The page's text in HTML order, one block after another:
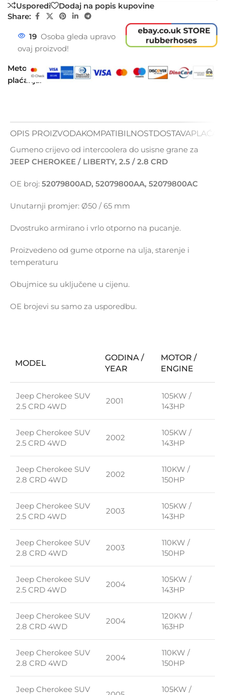
Usporedi
Dodaj na popis kupovine
Share:
19 Osoba gleda upravo
ovaj proizvod!
Metode
plaćanja:
OPIS PROIZVODAKOMPATIBILNOSTDOSTAVA
Gumeno crijevo od intercoolera do usisne grane za
JEEP CHEROKEE / LIBERTY, 2.5 / 2.8 CRD
OE broj: 52079800AD, 52079800AA, 52079800AC
Unutarnji promjer: Ø50 / 65 mm
Dvostruko armirano i vrlo otporno na pucanje.
Proizvedeno od gume otporne na ulja, starenje i
temperaturu
Obujmice su uključene u cijenu.
OE brojevi su samo za usporedbu.
MODEL
GODINA /
YEAR
MOTOR /
ENGINE
Jeep Cherokee SUV
2.5 CRD 4WD
2001
105KW /
143HP
Jeep Cherokee SUV
2.5 CRD 4WD
2002
105KW /
143HP
Jeep Cherokee SUV
2.8 CRD 4WD
2002
110KW /
150HP
Jeep Cherokee SUV
2.5 CRD 4WD
2003
105KW /
143HP
Jeep Cherokee SUV
2.8 CRD 4WD
2003
110KW /
150HP
Jeep Cherokee SUV
2.5 CRD 4WD
2004
105KW /
143HP
Jeep Cherokee SUV
2.8 CRD 4WD
2004
120KW /
163HP
Jeep Cherokee SUV
2.8 CRD 4WD
2004
110KW /
150HP
Jeep Cherokee SUV 105KW /